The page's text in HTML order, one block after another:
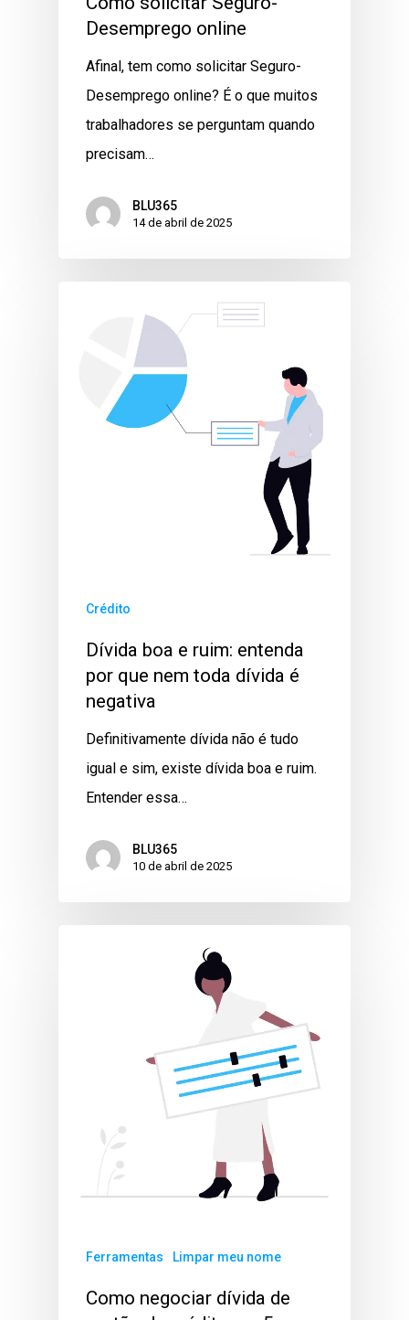
Desemprego online
Afinal, tem como solicitar Seguro-
Desemprego online? É o que muitos
trabalhadores se perguntam quando
precisam…
BLU365
14 de abril de 2025
Crédito
Dívida boa e ruim: entenda
por que nem toda dívida é
negativa
Definitivamente dívida não é tudo
igual e sim, existe dívida boa e ruim.
Entender essa…
BLU365
10 de abril de 2025
Ferramentas Limpar meu nome
Como negociar dívida de